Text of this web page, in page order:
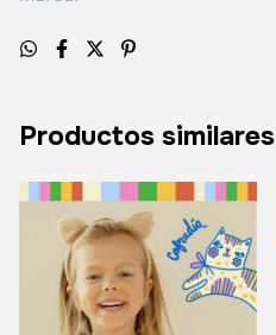
Productos similares